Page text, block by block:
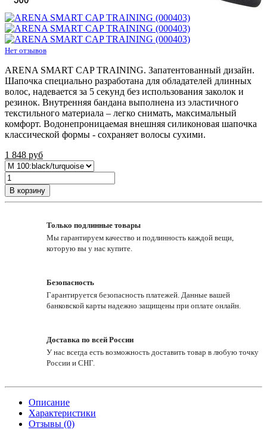
Нет отзывов
ARENA SMART CAP TRAINING. Запатентованный дизайн.
Шапочка специально разработана для обладателей длинных
волос, надевается за 5 секунд без использования заколок и
резинок. Внутренняя бандана выполнена из эластичного
текстильного материала – легко снимать, максимальный
комфорт. Водонепроницаемая внешняя силиконовая шапочка
классической формы - сохраняет волосы сухими.
1 848 руб
В корзину
Только подлинные товары
Мы гарантируем качество и подлинность каждой вещи,
которую вы у нас купите.
Безопасность
Гарантируется безопасность платежей. Данные вашей
банковской карты надежно защищены при оплате онлайн.
Доставка по всей России
У нас всегда есть возможность доставить товар в любую точку
России и СНГ.
Описание
Характеристики
Отзывы (0)